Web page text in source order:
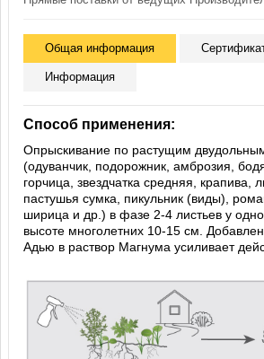
Общая информация
Информация
Способ применения:
Опрыскивание по растущим
(одуванчик, подорожник, амброзия,
горчица, звездчатка средняя, крапива,
пастушья сумка, пикульник (виды),
ширица и др.) в фазе 2-4 листьев у
высоте многолетних 10-15 см.
Адью в раствор Магнума усиливает